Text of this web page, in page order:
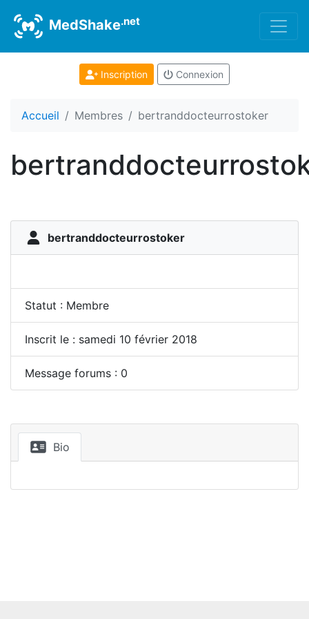
MedShake.net
Inscription Connexion
Accueil Membres bertranddocteurrostoker
bertranddocteurrostoker
Statut : Membre
Inscrit le : samedi 10 février 2018
Message forums : 0
Bio